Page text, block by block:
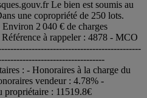
Le bien est soumis au
une copropriété de 250 lots.
Environ 2 040 € de charges
à rappeler : 4878 - MCO
: - Honoraires à la charge du
vendeur : 4.78% -
propriétaire : 11519.8€